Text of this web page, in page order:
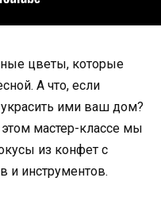
цветы, которые
А что, если
ими ваш дом?
мастер-классе мы
из конфет с
и инструментов.